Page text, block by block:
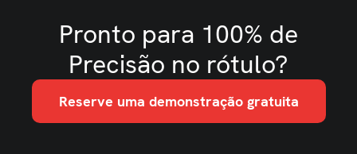
Pronto para 100% de
Precisão no rótulo?
Reserve uma demonstração gratuita